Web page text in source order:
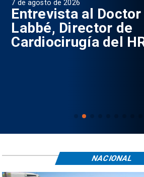
7 de agosto de 2026
Entrevista al
Labbé, Director de
Cardiocirugía del
NACIONAL